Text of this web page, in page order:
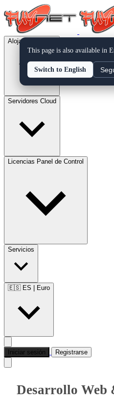
Alojamiento Web
Servidores Cloud
Licencias Panel de Control
Servicios
🇪🇸 ES Euro
Iniciar sesión Registrarse
Desarrollo Web
This page is also available in
Switch to English